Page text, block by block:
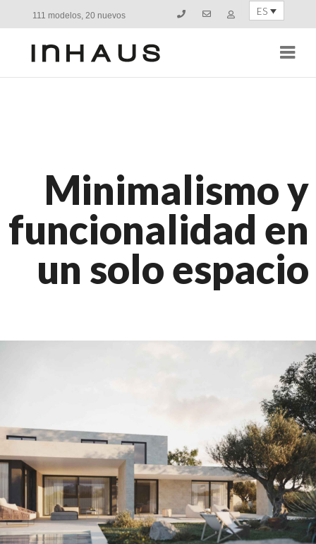
111 modelos, 20 nuevos ES
Minimalismo y
funcionalidad en
un solo espacio